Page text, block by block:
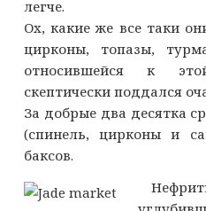
легче.
Ох, какие же все таки
цирконы, топазы,
относившейся к
скептически поддался
За добрые два десятка
(спинель, цирконы и
баксов.